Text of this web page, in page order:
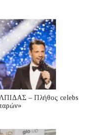
ΕΛΠΙΔΑΣ – Πλήθος celebs